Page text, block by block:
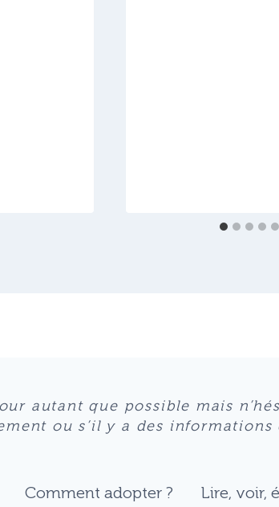
autant que possible mais
ou s’il y a des
Comment adopter ? Lire, voir,